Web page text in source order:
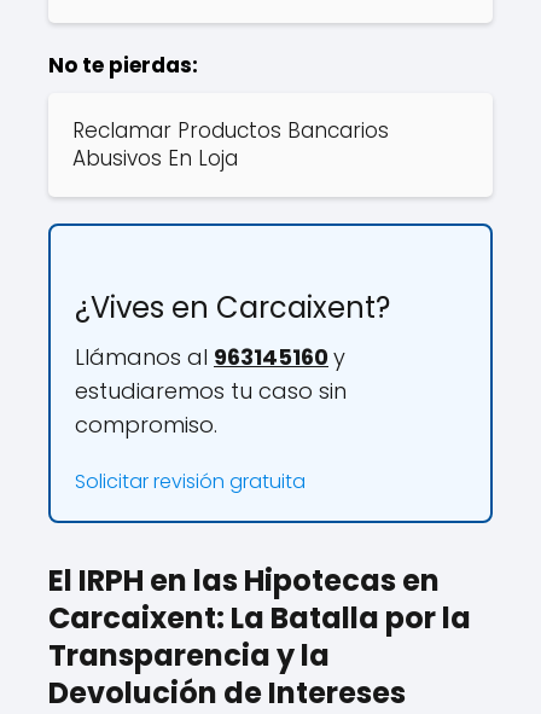
No te pierdas:
Reclamar Productos Bancarios
Abusivos En Loja
¿Vives en Carcaixent?
Llámanos al 963145160y
estudiaremos tu caso sin
compromiso.
Solicitar revisión gratuita
El IRPH en las Hipotecas en
Carcaixent: La Batalla por la
Transparencia y la
Devolución de Intereses